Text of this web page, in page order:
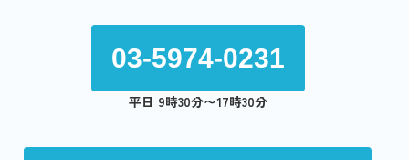
03-5974-0231
平日 9時30分〜17時30分